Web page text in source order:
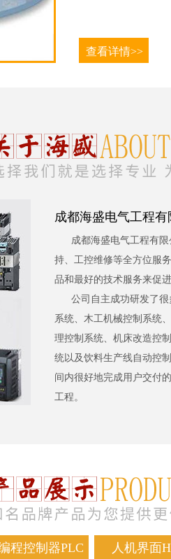
查看详情>>
成都海盛电气工程有
成都海盛电气工程有
持、工控维修等全方位服
品和最好的技术服务来促
公司自主成功研发了
系统、木工机械控制系统
理控制系统、机床改造控
统以及饮料生产线自动控
间内很好地完成用户交付
工程。
程控制器PLC 人机界面